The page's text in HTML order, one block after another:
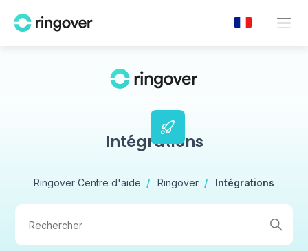
Intégrations
Ringover Centre d'aide Ringover Intégrations